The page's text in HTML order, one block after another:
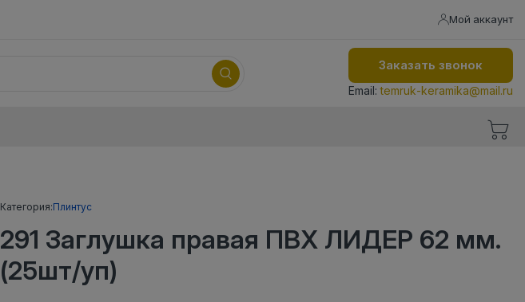
Мой аккаунт
Заказать звонок
Email:temruk-keramika@mail.ru
Категория:Плинтус
291 Заглушка правая ПВХ ЛИДЕР 62 мм.
(25шт/уп)